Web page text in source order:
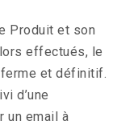
Produit et son
effectués, le
et définitif.
d’une
un email à